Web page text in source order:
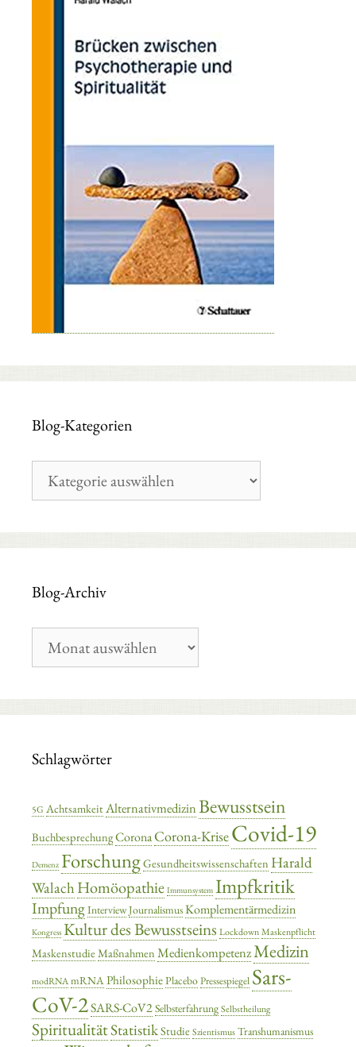
Blog-Kategorien
Kategorien
Blog-Archiv
Archiv
Schlagwörter
5G AchtsamkeitAlternativmedizinBewusstsein
BuchbesprechungCoronaCorona-KriseCovid-19
Demenz ForschungGesundheitswissenschaften Harald
Walach Homöopathie Immunsystem Impfkritik
ImpfungInterviewJournalismusKomplementärmedizin
Kongress Kultur des Bewusstseins LockdownMaskenpflicht
MaskenstudieMaßnahmen MedienkompetenzMedizin
modRNAmRNAPhilosophiePlaceboPressespiegel Sars-
CoV-2SARS-CoV2SelbsterfahrungSelbstheilung
SpiritualitätStatistikStudieSzientismusTranshumanismus